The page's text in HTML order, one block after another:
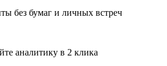
без бумаг и личных встреч
аналитику в 2 клика